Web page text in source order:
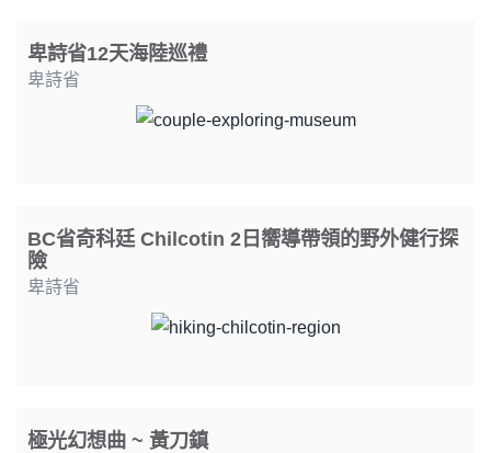
卑詩省12天海陸巡禮
卑詩省
BC省奇科廷 Chilcotin 2日嚮導帶領的野外健行探
險
卑詩省
極光幻想曲 ~ 黃刀鎮